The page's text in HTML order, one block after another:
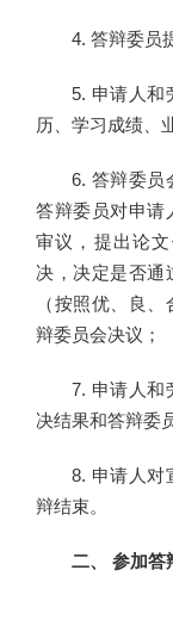
4. 答辩委员
5. 申请人和
历、学习成绩、
6. 答辩委员
答辩委员对申请
审议，提出论
决，决定是否通
（按照优、良
辩委员会决议；
7. 申请人和
决结果和答辩委
8. 申请人对
辩结束。
二、 参加答